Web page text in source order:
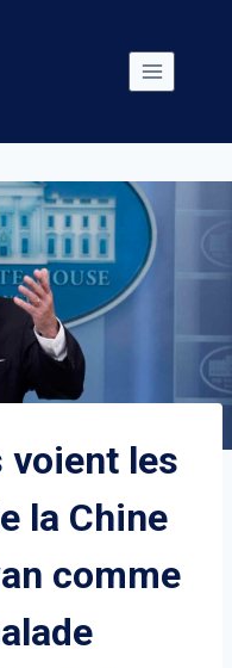
voient les
la Chine
comme